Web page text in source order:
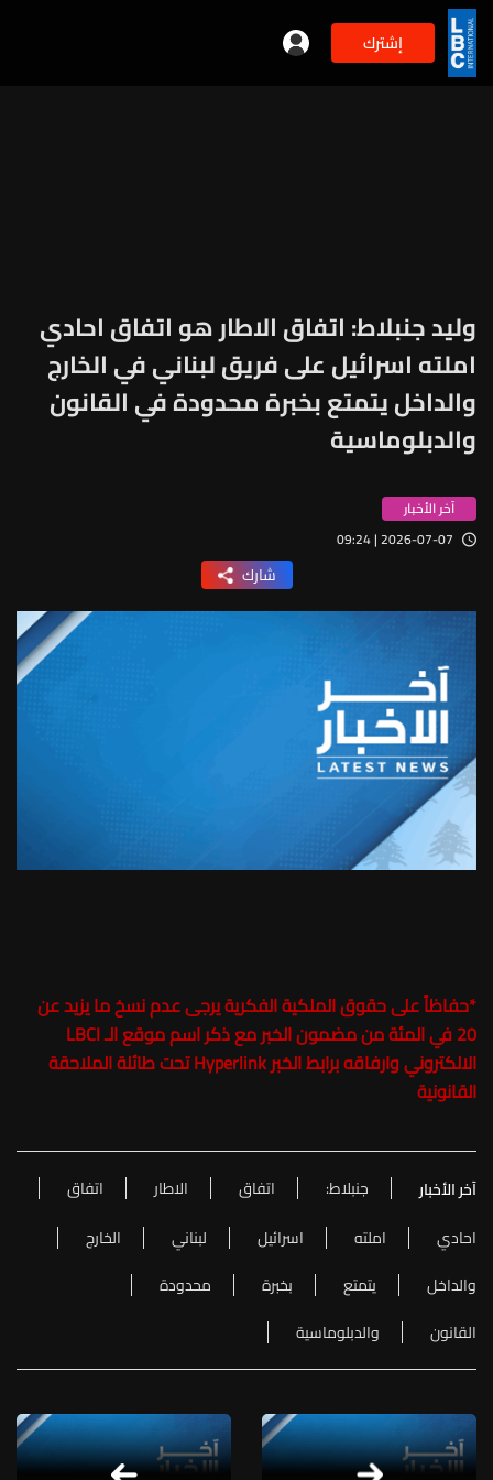
إشترك
وليد جنبلاط: اتفاق الاطار هو اتفاق احادي
املته اسرائيل على فريق لبناني في الخارج
والداخل يتمتع بخبرة محدودة في القانون
والدبلوماسية
آخر الأخبار
2026-07-07 | 09:24
شارك
*حفاظاً على حقوق الملكية الفكرية يرجى عدم نسخ ما يزيد عن
20 في المئة من مضمون الخبر مع ذكر اسم موقع الـ LBCI
الالكتروني وارفاقه برابط الخبر Hyperlink تحت طائلة الملاحقة
القانونية
آخر الأخبار جنبلاط: اتفاق الاطار
اتفاق
احادي
املته اسرائيل لبناني
الخارج
والداخل
يتمتع بخبرة
محدودة
القانون
والدبلوماسية